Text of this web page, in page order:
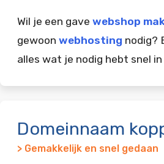
Wil je een gave webshop
gewoon webhosting nodig?
alles wat je nodig hebt snel in
Domeinnaam
> Gemakkelijk en snel gedaan